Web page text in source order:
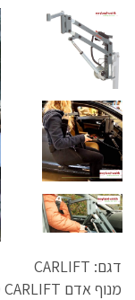
דגם: CARLIFT